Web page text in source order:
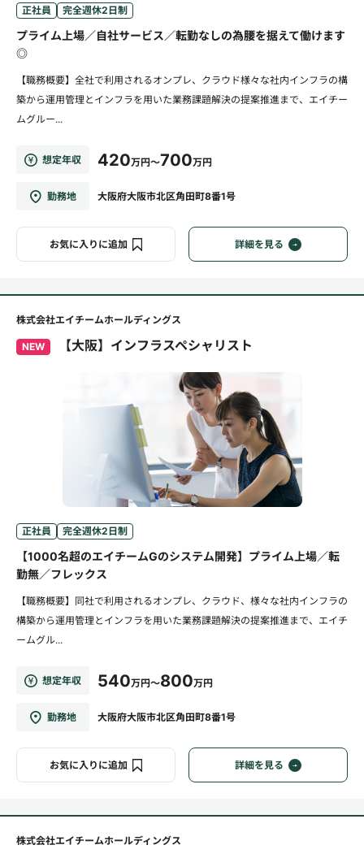
正社員 完全週休2日制
プライム上場／自社サービス／転勤なしの為腰を据えて働けます
◎
【職務概要】全社で利用されるオンプレ、クラウド様々な社内インフラの構
築から運用管理とインフラを用いた業務課題解決の提案推進まで、エイチー
ムグルー...
想定年収 420万円～700万円
勤務地 大阪府大阪市北区角田町8番1号
お気に入りに追加 詳細を見る
株式会社エイチームホールディングス
NEW 【大阪】インフラスペシャリスト
正社員 完全週休2日制
【1000名超のエイチームGのシステム開発】プライム上場／転
勤無／フレックス
【職務概要】同社で利用されるオンプレ、クラウド、様々な社内インフラの
構築から運用管理とインフラを用いた業務課題解決の提案推進まで、エイチ
ームグル...
想定年収 540万円～800万円
勤務地 大阪府大阪市北区角田町8番1号
お気に入りに追加 詳細を見る
株式会社エイチームホールディングス